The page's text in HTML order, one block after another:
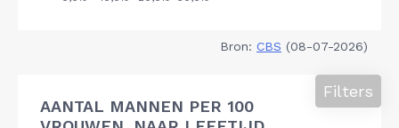
Bron: CBS (08-07-2026)
AANTAL MANNEN PER 100
Filters